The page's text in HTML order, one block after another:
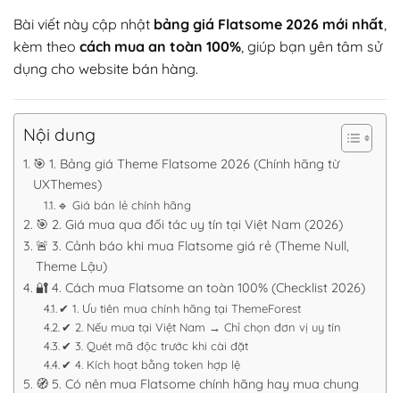
Bài viết này cập nhật bảng giá Flatsome 2026 mới nhất
kèm theo cách mua an toàn 100% , giúp bạn yên tâm sử
dụng cho website bán hàng.
Nội dung
🎯 1. Bảng giá Theme Flatsome 2026 (Chính hãng từ
UXThemes)
🔹 Giá bán lẻ chính hãng
🎯 2. Giá mua qua đối tác uy tín tại Việt Nam (2026)
🚨 3. Cảnh báo khi mua Flatsome giá rẻ (Theme Null,
Theme Lậu)
🔐 4. Cách mua Flatsome an toàn 100% (Checklist 2026)
✔ 1. Ưu tiên mua chính hãng tại ThemeForest
✔ 2. Nếu mua tại Việt Nam → Chỉ chọn đơn vị uy tín
✔ 3. Quét mã độc trước khi cài đặt
✔ 4. Kích hoạt bằng token hợp lệ
🧭 5. Có nên mua Flatsome chính hãng hay mua chung